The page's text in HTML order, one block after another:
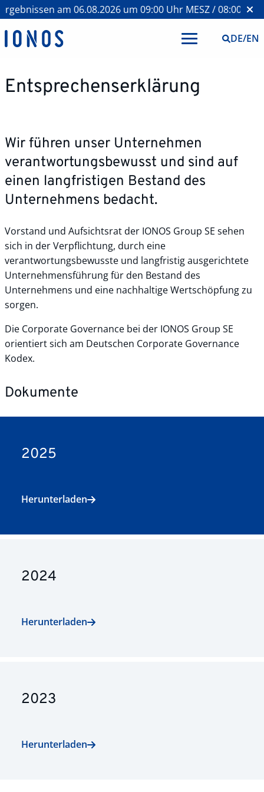
am 06.08.2026 um 09:00 Uhr MESZ / 08:00 Uhr
DE/EN
Entsprechenserklärung
Wir führen unser Unternehmen
verantwortungsbewusst und sind auf
einen langfristigen Bestand des
Unternehmens bedacht.
Vorstand und Aufsichtsrat der IONOS Group SE sehen
sich in der Verpflichtung, durch eine
verantwortungsbewusste und langfristig ausgerichtete
Unternehmensführung für den Bestand des
Unternehmens und eine nachhaltige Wertschöpfung zu
sorgen.
Die Corporate Governance bei der IONOS Group SE
orientiert sich am Deutschen Corporate Governance
Kodex.
Dokumente
2025
Herunterladen
2024
Herunterladen
2023
Herunterladen